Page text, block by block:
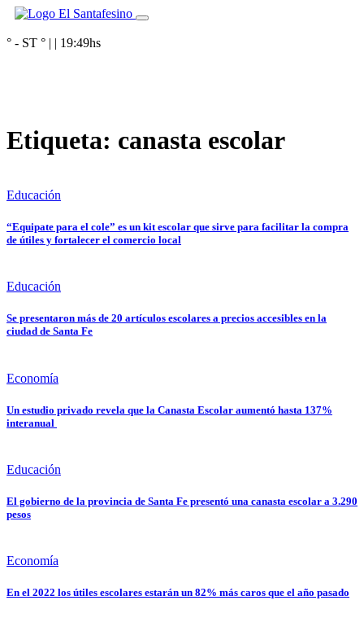
° - ST ° | | 19:49hs
Etiqueta: canasta escolar
Educación
“Equipate para el cole” es un kit escolar que sirve para facilitar la compra
de útiles y fortalecer el comercio local
Educación
Se presentaron más de 20 artículos escolares a precios accesibles en la
ciudad de Santa Fe
Economía
Un estudio privado revela que la Canasta Escolar aumentó hasta 137%
interanual
Educación
El gobierno de la provincia de Santa Fe presentó una canasta escolar a 3.290
pesos
Economía
En el 2022 los útiles escolares estarán un 82% más caros que el año pasado